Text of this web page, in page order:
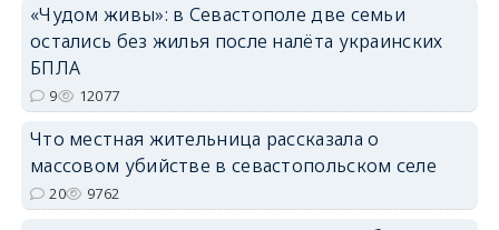
«Чудом живы»: в Севастополе две семьи
остались без жилья после налёта украинских
БПЛА
9 12077
Что местная жительница рассказала о
массовом убийстве в севастопольском селе
20 9762